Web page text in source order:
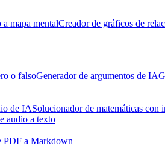
a mapa mentalCreador de gráficos de
o falsoGenerador de argumentos de IA
de IASolucionador de matemáticas con
audio a texto
PDF a Markdown